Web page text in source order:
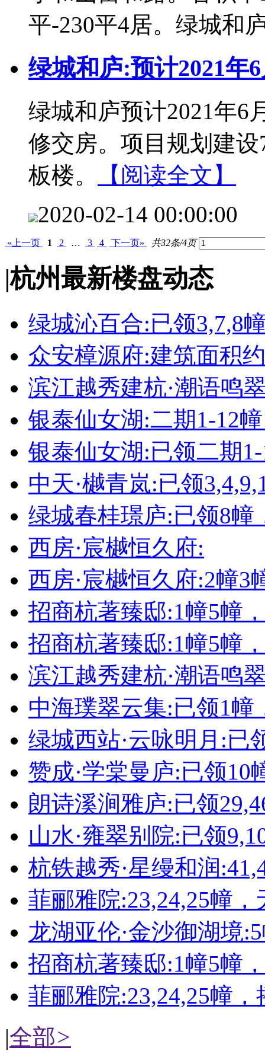
平-230平4居。绿城和
绿城和庐:预计2021年
绿城和庐预计2021年6
修交房。项目规划建
板楼。
【阅读全文】
2020-02-14 00:00:00
«上一页 1 2 … 3 4 下一页» 共32条/4页
|杭州最新楼盘动态
绿城沁百合:已领3,7,8
众安樟源府:建筑面积
滨江越秀建杭·潮语鸣
银泰仙女湖:二期1-12
银泰仙女湖:已领二期
中天·樾青岚:已领
绿城春桂璟庐:已领8幢
西房·宸樾恒久府:
西房·宸樾恒久府:2幢3
招商杭著臻邸:1幢5幢
招商杭著臻邸:1幢5幢
滨江越秀建杭·潮语鸣
中海璞翠云集:已领1幢
绿城西站·云咏明月:已
赞成·学棠曼庐:已领10
朗诗溪涧雅庐:已领
山水·雍翠别院:已领
杭铁越秀·星缦和润
菲郦雅院:23,24,25幢，
龙湖亚伦·金沙御湖境
招商杭著臻邸:1幢5幢
菲郦雅院:23,24,25幢，
|全部>